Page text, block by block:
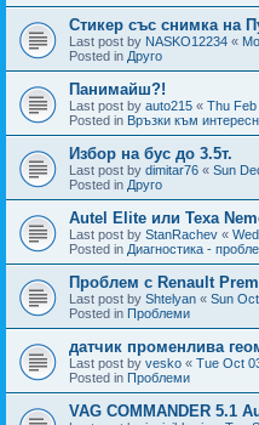
Стикер със снимка на
Last post by NASKO12234 «
Posted in Друго
Панимайш?!
Last post by auto215 « Thu Feb
Posted in Връзки към
Избор на бус до 3.5т.
Last post by dimitar76 « Sun
Posted in Друго
Autel Elite или Texa
Last post by StanRachev «
Posted in Диагностика -
Проблем с Renault
Last post by Shtelyan « Sun
Posted in Проблеми
датчик променлива
Last post by vesko « Tue Oct
Posted in Проблеми
VAG COMMANDER 5.1